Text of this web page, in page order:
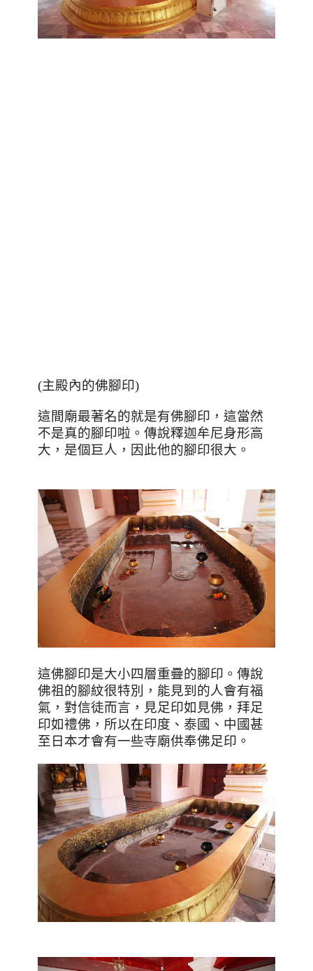
(主殿內的佛腳印)
這間廟最著名的就是有佛腳印，這當然
不是真的腳印啦。傳說釋迦牟尼身形高
大，是個巨人，因此他的腳印很大。
這佛腳印是大小四層重疊的腳印。傳說
佛祖的腳紋很特別，能見到的人會有福
氣，對信徒而言，見足印如見佛，拜足
印如禮佛，所以在印度、泰國、中國甚
至日本才會有一些寺廟供奉佛足印。